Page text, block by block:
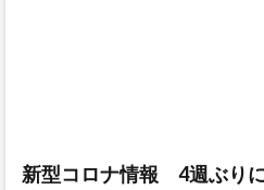
新型コロナ情報 4週ぶり